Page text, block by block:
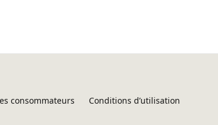
consommateurs
Conditions d’utilisation